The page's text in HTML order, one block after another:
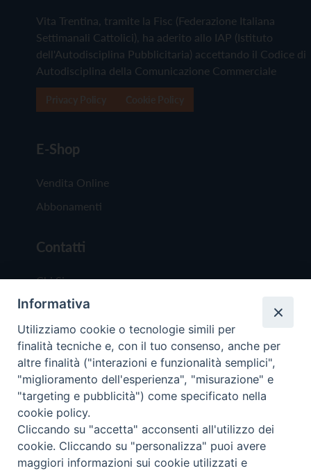
Vita Trentina, tramite la Fisc (Federazione Italiana
Settimanali Cattolici), ha aderito allo IAP (Istituto
dell'Autodisciplina Pubblicitaria) accettando il Codice di
Autodisciplina della Comunicazione Commerciale
E-Shop
Vendita Online
Abbonamenti
Contatti
Chi Siamo
Redazione
Scrivici
Copyright © 2019 - Tutti i diritti riservati - Vita
Trentina Editrice
Privacy Policy
Informativa
Utilizziamo cookie o tecnologie simili per
finalità tecniche e, con il tuo consenso, anche per
altre finalità ("interazioni e funzionalità semplici",
"miglioramento dell'esperienza", "misurazione" e
"targeting e pubblicità") come specificato nella
cookie policy.
Cliccando su "accetta" acconsenti all'utilizzo dei
cookie. Cliccando su "personalizza" puoi avere
maggiori informazioni sui cookie utilizzati e